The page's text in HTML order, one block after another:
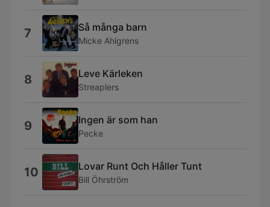
7 Så många barn
Micke Ahlgrens
8 Leve Kärleken
Streaplers
9 Ingen är som han
Pecke
10 Lovar Runt Och Håller Tunt
Bill Öhrström